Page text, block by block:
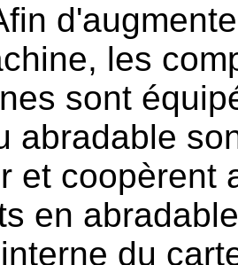
les
sont
abradable
et coopèrent
en
du